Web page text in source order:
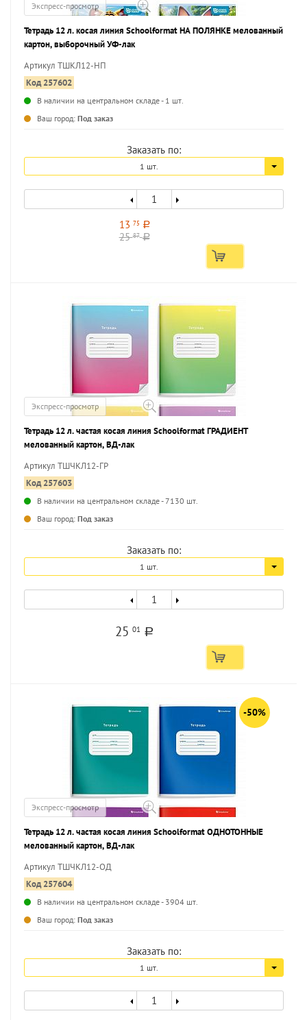
Экспресс-просмотр
Тетрадь 12 л. косая линия Schoolformat НА ПОЛЯНКЕ мелованный
картон, выборочный УФ-лак
Артикул ТШКЛ12-НП
Код 257602
В наличии на центральном складе - 1 шт.
Ваш город: Под заказ
Заказать по:
1 шт.
13 75 a
2587 a
Экспресс-просмотр
Тетрадь 12 л. частая косая линия Schoolformat ГРАДИЕНТ
мелованный картон, ВД-лак
Артикул ТШЧКЛ12-ГР
Код 257603
В наличии на центральном складе - 7130 шт.
Ваш город: Под заказ
Заказать по:
1 шт.
2501 a
-50%
Экспресс-просмотр
Тетрадь 12 л. частая косая линия Schoolformat ОДНОТОННЫЕ
мелованный картон, ВД-лак
Артикул ТШЧКЛ12-ОД
Код 257604
В наличии на центральном складе - 3904 шт.
Ваш город: Под заказ
Заказать по:
1 шт.